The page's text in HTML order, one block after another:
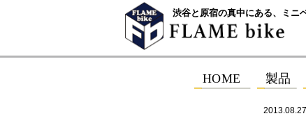
渋谷と原宿の真中にある、ミニ
2013.08.27